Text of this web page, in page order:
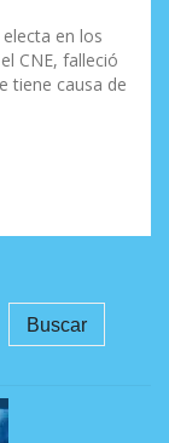
en los
CNE, falleció
tiene causa de
Buscar